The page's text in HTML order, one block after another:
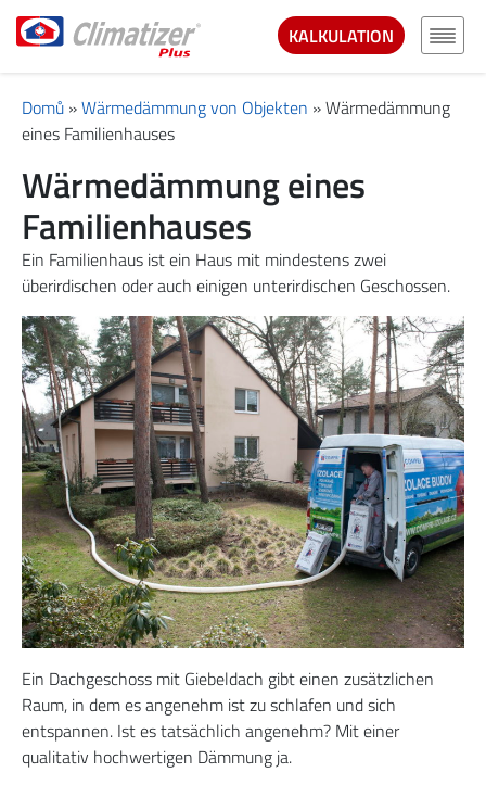
KALKULATION
Domů »Wärmedämmung von Objekten »Wärmedämmung
eines Familienhauses
Wärmedämmung eines
Familienhauses
Ein Familienhaus ist ein Haus mit mindestens zwei
überirdischen oder auch einigen unterirdischen Geschossen.
Ein Dachgeschoss mit Giebeldach gibt einen zusätzlichen
Raum, in dem es angenehm ist zu schlafen und sich
entspannen. Ist es tatsächlich angenehm? Mit einer
qualitativ hochwertigen Dämmung ja.